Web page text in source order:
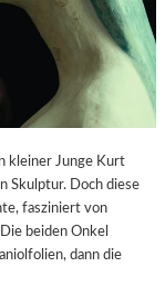
kleiner Junge Kurt
Skulptur. Doch diese
fasziniert von
beiden Onkel
dann die